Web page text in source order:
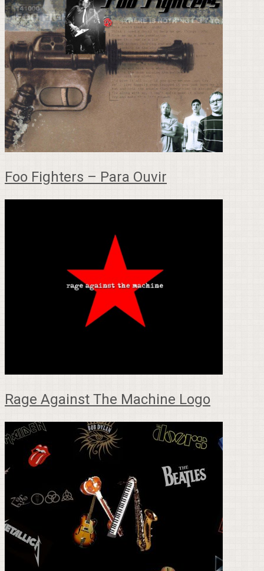
Foo Fighters – Para Ouvir
Rage Against The Machine Logo